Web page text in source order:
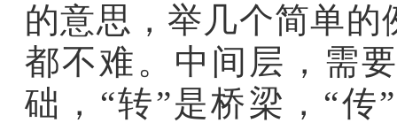
的意思，举几个简单
都不难。中间层，需
础，“转”是桥梁，“传